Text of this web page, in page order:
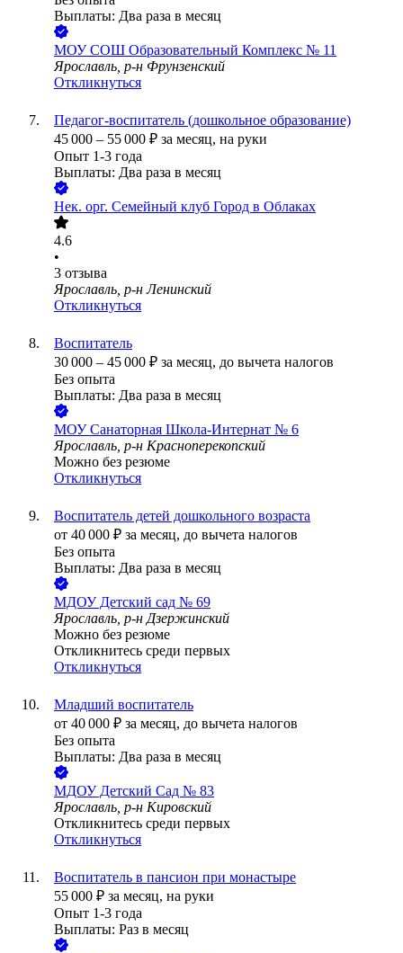
Выплаты: Два раза в месяц
МОУ СОШ Образовательный Комплекс № 11
Ярославль, р-н Фрунзенский
Откликнуться
Педагог-воспитатель (дошкольное образование)
45 000 – 55 000 ₽ за месяц, на руки
Опыт 1-3 года
Выплаты: Два раза в месяц
Нек. орг. Семейный клуб Город в Облаках
4.6
•
3 отзыва
Ярославль, р-н Ленинский
Откликнуться
Воспитатель
30 000 – 45 000 ₽ за месяц, до вычета налогов
Без опыта
Выплаты: Два раза в месяц
МОУ Санаторная Школа-Интернат № 6
Ярославль, р-н Красноперекопский
Можно без резюме
Откликнуться
Воспитатель детей дошкольного возраста
от 40 000 ₽ за месяц, до вычета налогов
Без опыта
Выплаты: Два раза в месяц
МДОУ Детский сад № 69
Ярославль, р-н Дзержинский
Можно без резюме
Откликнитесь среди первых
Откликнуться
Младший воспитатель
от 40 000 ₽ за месяц, до вычета налогов
Без опыта
Выплаты: Два раза в месяц
МДОУ Детский Сад № 83
Ярославль, р-н Кировский
Откликнитесь среди первых
Откликнуться
Воспитатель в пансион при монастыре
55 000 ₽ за месяц, на руки
Опыт 1-3 года
Выплаты: Раз в месяц